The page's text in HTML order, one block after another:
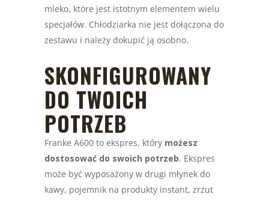
mleko, które jest istotnym elementem wielu
specjałów. Chłodziarka nie jest dołączona do
zestawu i należy dokupić ją osobno.
SKONFIGUROWANY
DO TWOICH
POTRZEB
Franke A600 to ekspres, który możesz
dostosować do swoich potrzeb. Ekspres
może być wyposażony w drugi młynek do
kawy, pojemnik na produkty instant, zrzut